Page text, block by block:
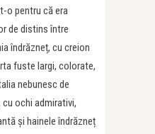
o pentru că era
de distins între
îndrăzneț, cu creion
fuste largi, colorate,
nebunesc de
ochi admirativi,
și hainele îndrăzneț